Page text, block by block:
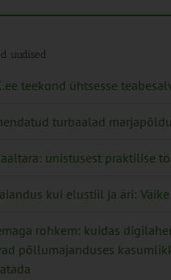
uudised
teekond ühtsesse
turbaalad
unistusest praktilise
kui elustiil ja äri:
rohkem: kuidas
põllumajanduses